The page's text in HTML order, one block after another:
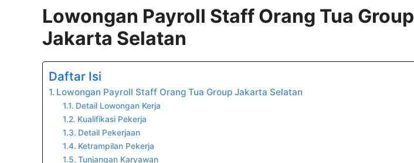
Lowongan Payroll Staff Orang Tua Group
Jakarta Selatan
Daftar Isi
Lowongan Payroll Staff Orang Tua Group Jakarta Selatan
Detail Lowongan Kerja
Kualifikasi Pekerja
Detail Pekerjaan
Ketrampilan Pekerja
Tunjangan Karyawan